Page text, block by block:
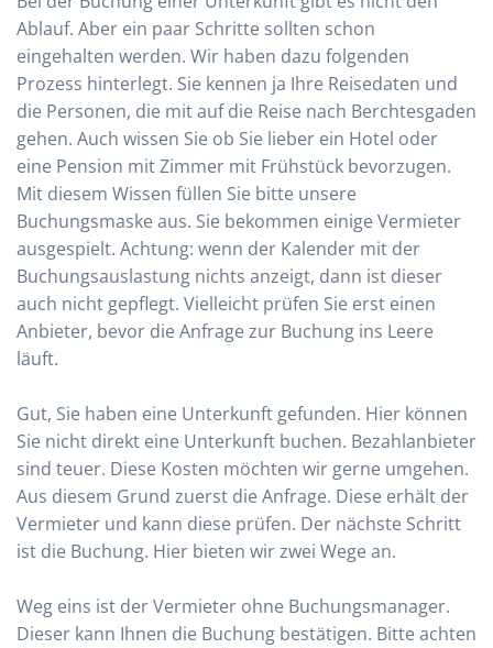
Ablauf. Aber ein paar Schritte sollten schon
eingehalten werden. Wir haben dazu folgenden
Prozess hinterlegt. Sie kennen ja Ihre Reisedaten und
die Personen, die mit auf die Reise nach Berchtesgaden
gehen. Auch wissen Sie ob Sie lieber ein Hotel oder
eine Pension mit Zimmer mit Frühstück bevorzugen.
Mit diesem Wissen füllen Sie bitte unsere
Buchungsmaske aus. Sie bekommen einige Vermieter
ausgespielt. Achtung: wenn der Kalender mit der
Buchungsauslastung nichts anzeigt, dann ist dieser
auch nicht gepflegt. Vielleicht prüfen Sie erst einen
Anbieter, bevor die Anfrage zur Buchung ins Leere
läuft.
Gut, Sie haben eine Unterkunft gefunden. Hier können
Sie nicht direkt eine Unterkunft buchen. Bezahlanbieter
sind teuer. Diese Kosten möchten wir gerne umgehen.
Aus diesem Grund zuerst die Anfrage. Diese erhält der
Vermieter und kann diese prüfen. Der nächste Schritt
ist die Buchung. Hier bieten wir zwei Wege an.
Weg eins ist der Vermieter ohne Buchungsmanager.
Dieser kann Ihnen die Buchung bestätigen. Bitte achten